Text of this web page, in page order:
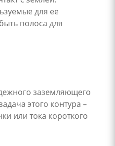
для ее
полоса для
заземляющего
этого контура –
или тока короткого